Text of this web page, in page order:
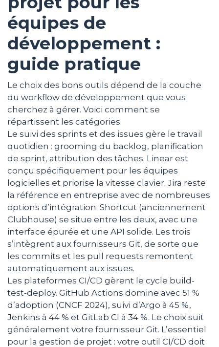
équipes de
développement :
guide pratique
Le choix des bons outils dépend de la couche
du workflow de développement que vous
cherchez à gérer. Voici comment se
répartissent les catégories.
Le suivi des sprints et des issues gère le travail
quotidien : grooming du backlog, planification
de sprint, attribution des tâches. Linear est
conçu spécifiquement pour les équipes
logicielles et priorise la vitesse clavier. Jira reste
la référence en entreprise avec de nombreuses
options d’intégration. Shortcut (anciennement
Clubhouse) se situe entre les deux, avec une
interface épurée et une API solide. Les trois
s’intègrent aux fournisseurs Git, de sorte que
les commits et les pull requests remontent
automatiquement aux issues.
Les plateformes CI/CD gèrent le cycle build-
test-deploy. GitHub Actions domine avec 51 %
d’adoption (CNCF 2024), suivi d’Argo à 45 %,
Jenkins à 44 % et GitLab CI à 34 %. Le choix suit
généralement votre fournisseur Git. L’essentiel
pour la gestion de projet : votre outil CI/CD doit